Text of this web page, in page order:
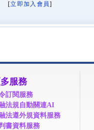
[立即加入會員]
服務
訂閱服務
法規自動關連AI
法遵外規資料服務
書資料服務